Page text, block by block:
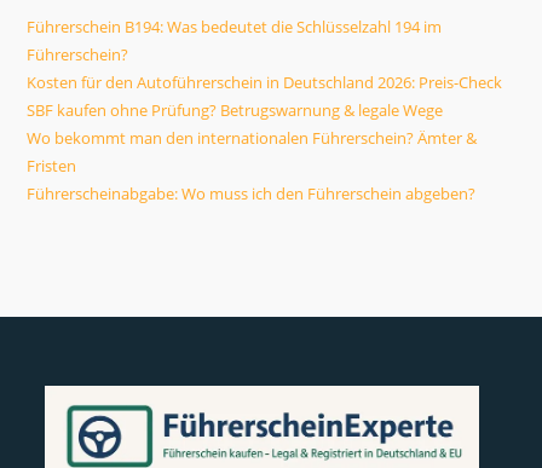
Führerschein B194: Was bedeutet die Schlüsselzahl 194 im
Führerschein?
Kosten für den Autoführerschein in Deutschland 2026: Preis-Check
SBF kaufen ohne Prüfung? Betrugswarnung & legale Wege
Wo bekommt man den internationalen Führerschein? Ämter &
Fristen
Führerscheinabgabe: Wo muss ich den Führerschein abgeben?